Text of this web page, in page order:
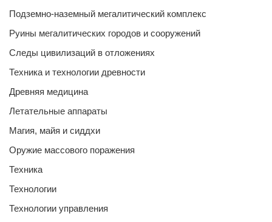
Подземно-наземный мегалитический комплекс
Руины мегалитических городов и сооружений
Следы цивилизаций в отложениях
Техника и технологии древности
Древняя медицина
Летательные аппараты
Магия, майя и сиддхи
Оружие массового поражения
Техника
Технологии
Технологии управления